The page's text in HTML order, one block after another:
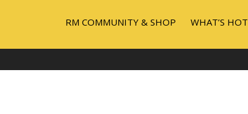
RM COMMUNITY & SHOP WHAT’S HOT